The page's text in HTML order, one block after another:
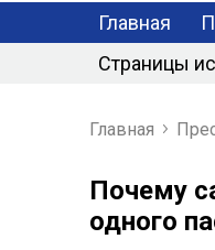
Главная
Страницы
Главная
Почему
одного